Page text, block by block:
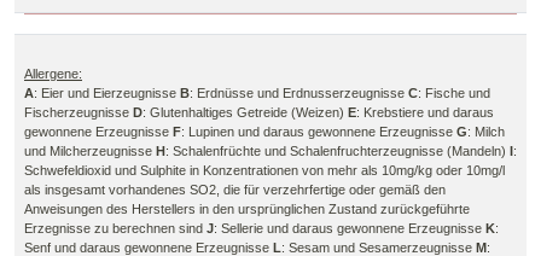
Allergene:
A: Eier und Eierzeugnisse B: Erdnüsse und Erdnusserzeugnisse C: Fische und
Fischerzeugnisse D: Glutenhaltiges Getreide (Weizen) E: Krebstiere und daraus
gewonnene Erzeugnisse F: Lupinen und daraus gewonnene Erzeugnisse G: Milch
und Milcherzeugnisse H: Schalenfrüchte und Schalenfruchterzeugnisse (Mandeln) I:
Schwefeldioxid und Sulphite in Konzentrationen von mehr als 10mg/kg oder 10mg/l
als insgesamt vorhandenes SO2, die für verzehrfertige oder gemäß den
Anweisungen des Herstellers in den ursprünglichen Zustand zurückgeführte
Erzegnisse zu berechnen sind J: Sellerie und daraus gewonnene Erzeugnisse K:
Senf und daraus gewonnene Erzeugnisse L: Sesam und Sesamerzeugnisse M: